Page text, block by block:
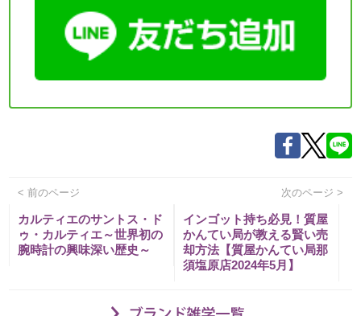
< 前のページ 次のページ >
カルティエのサントス・ド
ゥ・カルティエ～世界初の
腕時計の興味深い歴史～
インゴット持ち必見！質屋
かんてい局が教える賢い売
却方法【質屋かんてい局那
須塩原店2024年5月】